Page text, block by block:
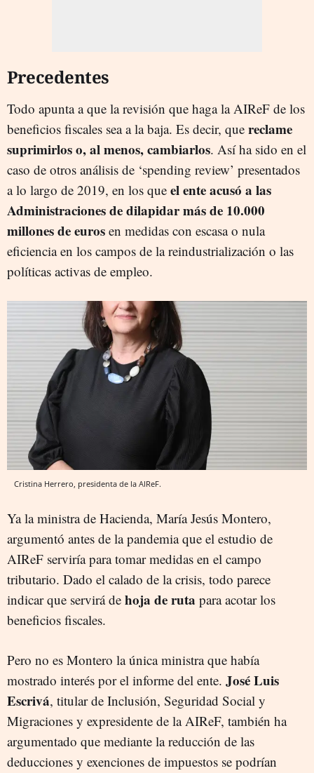
Precedentes
Todo apunta a que la revisión que haga la AIReF de los
beneficios fiscales sea a la baja. Es decir, que reclame
suprimirlos o, al menos, cambiarlos. Así ha sido en el
caso de otros análisis de ‘spending review’ presentados
a lo largo de 2019, en los que el ente acusó a las
Administraciones de dilapidar más de 10.000
millones de euros en medidas con escasa o nula
eficiencia en los campos de la reindustrialización o las
políticas activas de empleo.
Cristina Herrero, presidenta de la AIReF.
Ya la ministra de Hacienda, María Jesús Montero,
argumentó antes de la pandemia que el estudio de
AIReF serviría para tomar medidas en el campo
tributario. Dado el calado de la crisis, todo parece
indicar que servirá de hoja de ruta para acotar los
beneficios fiscales.
Pero no es Montero la única ministra que había
mostrado interés por el informe del ente. José Luis
Escrivá, titular de Inclusión, Seguridad Social y
Migraciones y expresidente de la AIReF, también ha
argumentado que mediante la reducción de las
deducciones y exenciones de impuestos se podrían